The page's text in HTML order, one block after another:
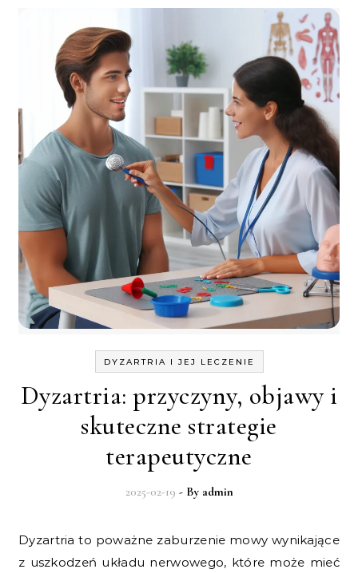
DYZARTRIA I JEJ LECZENIE
Dyzartria: przyczyny, objawy i
skuteczne strategie
terapeutyczne
2025-02-19 - By admin
Dyzartria to poważne zaburzenie mowy wynikające
z uszkodzeń układu nerwowego, które może mieć